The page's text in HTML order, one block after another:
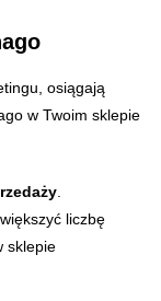
osiągają
w Twoim sklepie
liczbę
sklepie